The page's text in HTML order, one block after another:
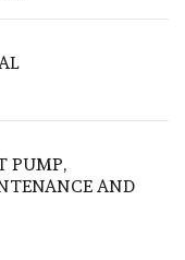
PUMP,
AND